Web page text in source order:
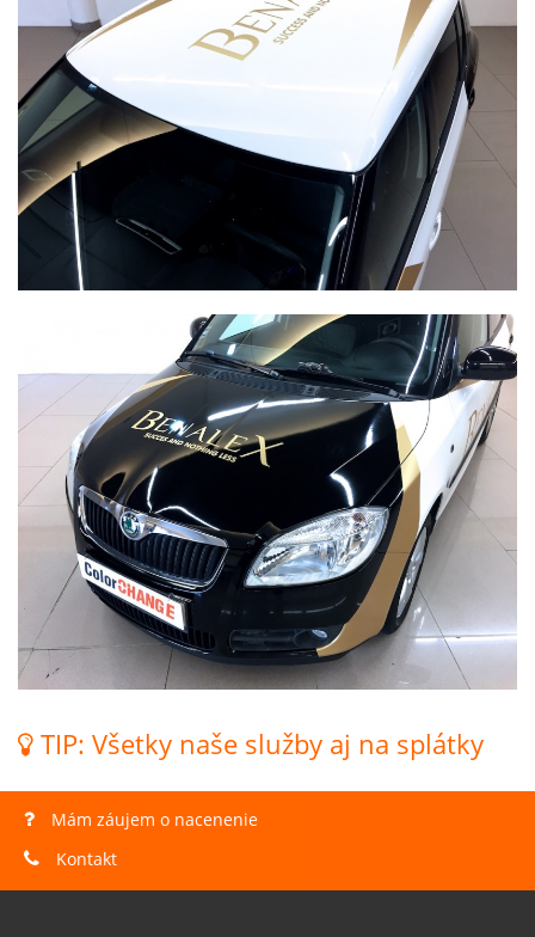
TIP: Všetky naše služby aj na splátky
Mám záujem o nacenenie
Kontakt